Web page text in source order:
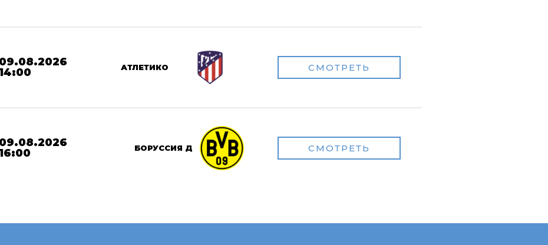
09.08.2026
14:00
АТЛЕТИКО СМОТРЕТЬ
09.08.2026
16:00
БОРУССИЯ Д СМОТРЕТЬ